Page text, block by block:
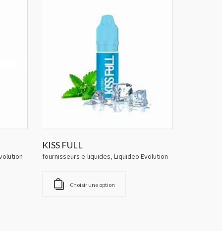
KISS FULL
fournisseurs e-liquides, Liquideo Evolution
Choisir une option